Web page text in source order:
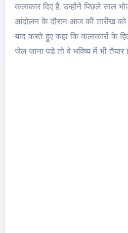
कलाकार दिए हैं. उन्होंने पिछले साल
आंदोलन के दौरान आज की तारीख को
याद करते हुए कहा कि कलाकारों के
जेल जाना पडे तो वे भविष्य में भी तैयार